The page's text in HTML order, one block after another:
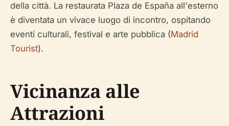
della città. La restaurata Plaza de España all'esterno
è diventata un vivace luogo di incontro, ospitando
eventi culturali, festival e arte pubblica (Madrid
Tourist).
Vicinanza alle
Attrazioni